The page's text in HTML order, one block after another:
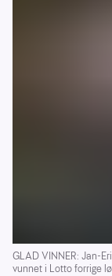
GLAD VINNER: Jan-
vunnet i Lotto forrige